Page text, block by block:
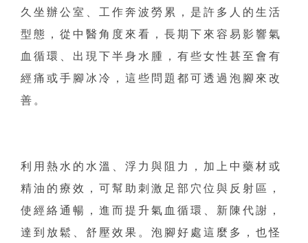
久坐辦公室、工作奔波勞累，是許多人的生活
型態，從中醫角度來看，長期下來容易影響氣
血循環、出現下半身水腫，有些女性甚至會有
經痛或手腳冰冷，這些問題都可透過泡腳來改
善。
利用熱水的水溫、浮力與阻力，加上中藥材或
精油的療效，可幫助刺激足部穴位與反射區，
使經絡通暢，進而提升氣血循環、新陳代謝，
達到放鬆、舒壓效果。泡腳好處這麼多，也怪